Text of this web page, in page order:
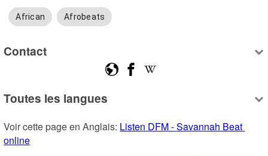
African Afrobeats
Contact
Toutes les langues
Voir cette page en Anglais: Listen DFM - Savannah Beat
online